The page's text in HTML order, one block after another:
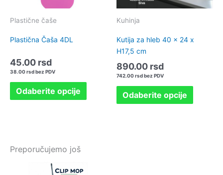
Plastične čaše
Plastična Čaša 4DL
45.00 rsd
38.00rsdbez PDV
Odaberite opcije
izabraneKuhinja
Kutija za hleb 40 x 24 x
H17,5 cm
890.00 rsd
742.00rsdbez PDV
Odaberite opcije
biti
Preporučujemo još